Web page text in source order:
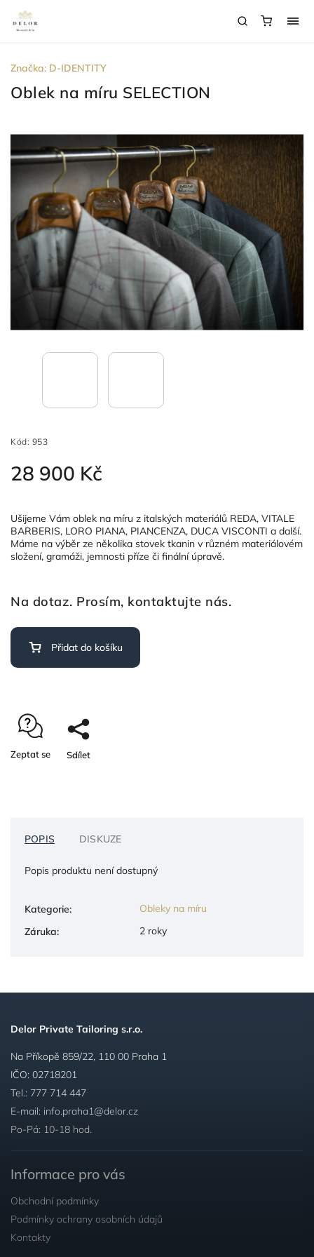
Oblek na míru SELECTION
Kód: 953
28 900 Kč
Ušijeme Vám oblek na míru z italských materiálů REDA, VITALE
BARBERIS, LORO PIANA, PIANCENZA, DUCA VISCONTI a další.
Máme na výběr ze několika stovek tkanin v různém materiálovém
složení, gramáži, jemnosti příze či finální úpravě.
Značka: D-IDENTITY
Na dotaz. Prosím, kontaktujte nás.
Přidat do košíku
Zeptat se Sdílet
POPIS DISKUZE
Popis produktu není dostupný
Kategorie:
Obleky na míru
Záruka: 2 roky
Delor Private Tailoring s.r.o.
Na Příkopě 859/22, 110 00 Praha 1
IČO: 02718201
Tel.: 777 714 447
E-mail: info.praha1@delor.cz
Po-Pá: 10-18 hod.
Informace pro vás
Obchodní podmínky
Podmínky ochrany osobních údajů
Kontakty